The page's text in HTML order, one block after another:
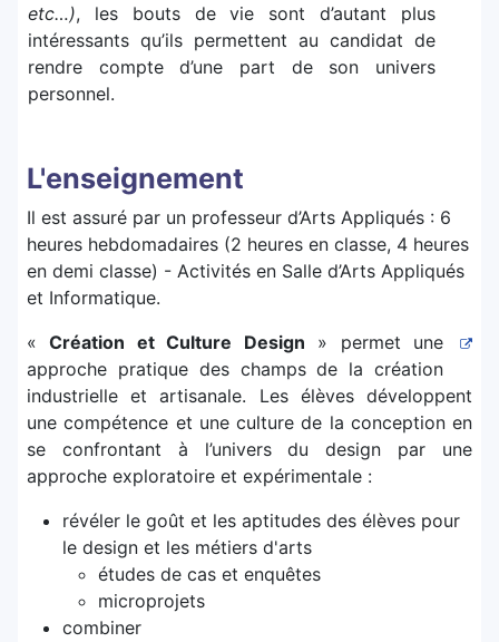
etc…), les bouts de vie sont d’autant plus
intéressants qu’ils permettent au candidat de
rendre compte d’une part de son univers
personnel.
L'enseignement
Il est assuré par un professeur d’Arts Appliqués : 6
heures hebdomadaires (2 heures en classe, 4 heures
en demi classe) - Activités en Salle d’Arts Appliqués
et Informatique.
«Création et Culture Design » permet une
approche pratique des champs de la création
industrielle et artisanale. Les élèves développent
une compétence et une culture de la conception en
se confrontant à l’univers du design par une
approche exploratoire et expérimentale :
révéler le goût et les aptitudes des élèves pour
le design et les métiers d'arts
études de cas et enquêtes
microprojets
combiner